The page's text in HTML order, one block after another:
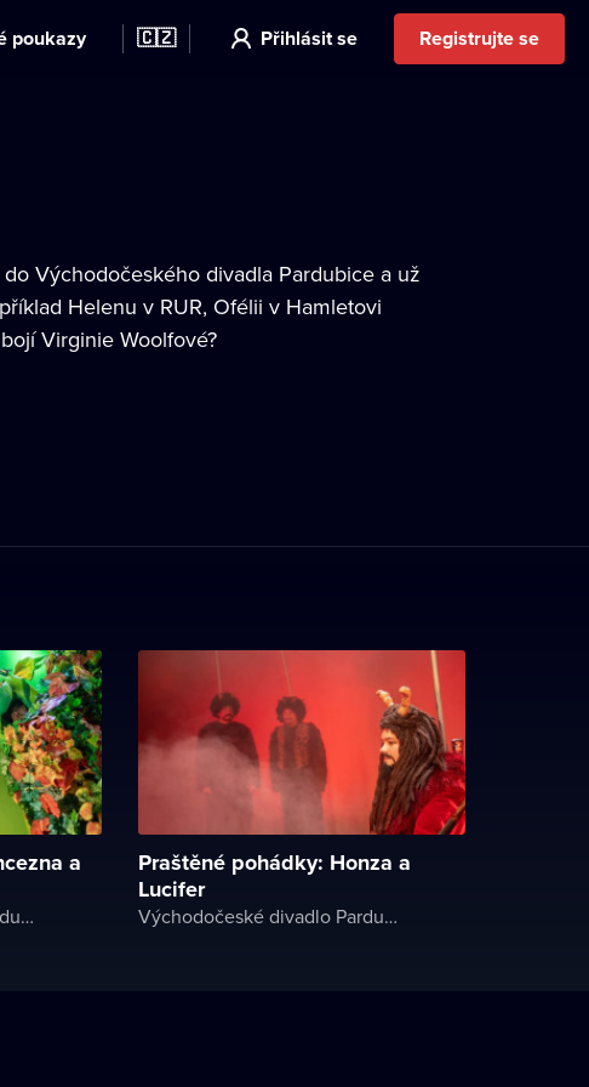
poukazy 🇨🇿 Přihlásit se Registrujte se
Východočeského divadla Pardubice a už
Helenu v RUR, Ofélii v Hamletovi
Virginie Woolfové?
a
Východočeské divadlo Pardubice
Praštěné pohádky: Honza a
Lucifer
Východočeské divadlo Pardubice